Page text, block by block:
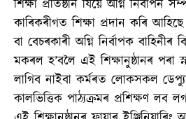
শিক্ষা প্ৰতিষ্ঠান যিয়ে অগ্নি নিৰ্বাপন
কাৰিকৰীগত শিক্ষা প্ৰদান কৰি
বা বেচৰকাৰী অগ্নি নিৰ্বাপক বাহিনীৰ
মকৰল হ’বলৈ এই শিক্ষানুষ্ঠানৰ পৰা
লাগিব নাইবা কৰ্মৰত লোকসকল
কালভিত্তিক পাঠ্যক্ৰমৰ প্ৰশিক্ষণ লব